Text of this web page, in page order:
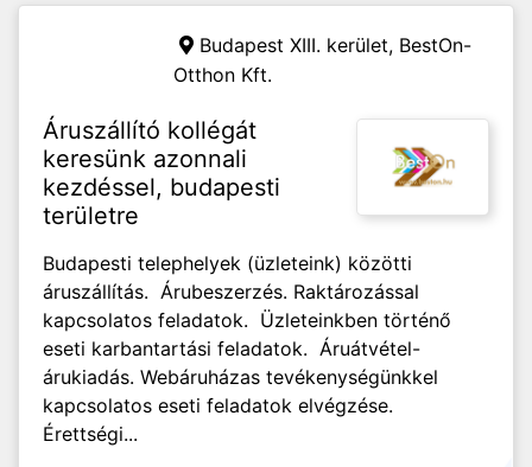
Budapest XIII. kerület, BestOn-
Otthon Kft.
Áruszállító kollégát
keresünk azonnali
kezdéssel, budapesti
területre
Budapesti telephelyek (üzleteink) közötti
áruszállítás. Árubeszerzés. Raktározással
kapcsolatos feladatok. Üzleteinkben történő
eseti karbantartási feladatok. Áruátvétel-
árukiadás. Webáruházas tevékenységünkkel
kapcsolatos eseti feladatok elvégzése.
Érettségi...